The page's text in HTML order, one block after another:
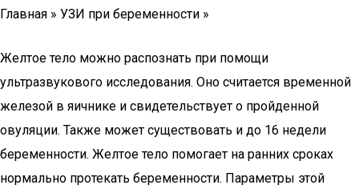
Главная » УЗИ при беременности »
Желтое тело можно распознать при помощи
ультразвукового исследования. Оно считается временной
железой в яичнике и свидетельствует о пройденной
овуляции. Также может существовать и до 16 недели
беременности. Желтое тело помогает на ранних сроках
нормально протекать беременности. Параметры этой